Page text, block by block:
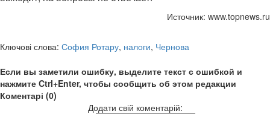
Источник: www.topnews.ru
Ключові слова: София Ротару, налоги, Чернова
Если вы заметили ошибку, выделите текст с ошибкой и
нажмите Ctrl+Enter, чтобы сообщить об этом редакции
Коментарі (0)
Додати свій коментарій: